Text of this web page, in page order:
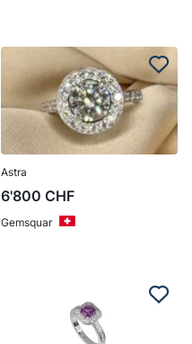
Astra
6'800 CHF
Gemsquar